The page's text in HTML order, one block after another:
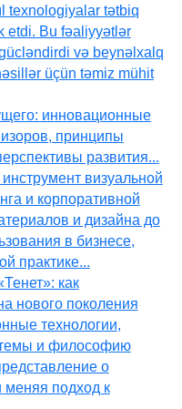
texnologiyalar tətbiq
etdi. Bu fəaliyyətlər
və beynəlxalq
üçün təmiz mühit
инновационные
принципы
развития...
визуальной
и корпоративной
и дизайна до
в бизнесе,
практике...
как
нового поколения
технологии,
и философию
о
меняя подход к